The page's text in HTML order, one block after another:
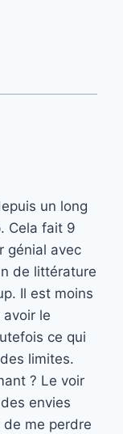
un long
Cela fait 9
génial avec
de littérature
Il est moins
avoir le
ce qui
limites.
? Le voir
envies
de me perdre